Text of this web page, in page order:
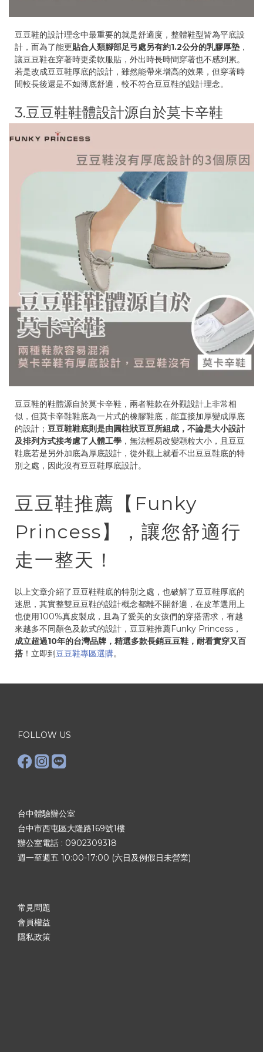
豆豆鞋的設計理念中最重要的就是舒適度，整體鞋型皆為平底設
計，而為了能更貼合人類腳部足弓處另有約1.2公分的乳膠厚墊 ，
讓豆豆鞋在穿著時更柔軟服貼，外出時長時間穿著也不感到累。
若是改成豆豆鞋厚底的設計，雖然能帶來增高的效果，但穿著時
間較長後還是不如薄底舒適，較不符合豆豆鞋的設計理念。
3.豆豆鞋鞋體設計源自於莫卡辛鞋
豆豆鞋的鞋體源自於莫卡辛鞋，兩者鞋款在外觀設計上非常相
似，但莫卡辛鞋鞋底為一片式的橡膠鞋底，能直接加厚變成厚底
的設計； 豆豆鞋鞋底則是由圓柱狀豆豆所組成，不論是大小設計
及排列方式接考慮了人體工學 ，無法輕易改變顆粒大小，且豆豆
鞋底若是另外加底為厚底設計，從外觀上就看不出豆豆鞋底的特
別之處，因此沒有豆豆鞋厚底設計。
豆豆鞋推薦【Funky
Princess】，讓您舒適行
走一整天！
以上文章介紹了豆豆鞋鞋底的特別之處，也破解了豆豆鞋厚底的
迷思，其實整雙豆豆鞋的設計概念都離不開舒適，在皮革選用上
也使用100%真皮製成，且為了愛美的女孩們的穿搭需求，有越
來越多不同顏色及款式的設計，豆豆鞋推薦Funky Princess，
成立超過10年的台灣品牌，精選多款長銷豆豆鞋，耐看實穿又百
搭 ！立即到豆豆鞋專區選購。
FOLLOW US
台中體驗辦公室
台中市西屯區大隆路169號1樓
辦公室電話 : 0902309318
週一至週五 10:00-17:00 (六日及例假日未營業)
常見問題
會員權益
隱私政策